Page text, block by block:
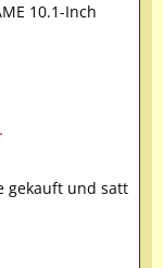
10.1-Inch
gekauft und satt